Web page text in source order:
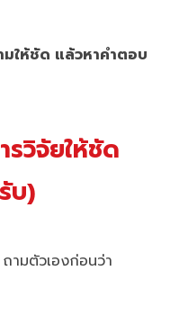
มให้ชัด แล้วหาคำตอบ
รวิจัยให้ชัด
บ)
ามตัวเองก่อนว่า